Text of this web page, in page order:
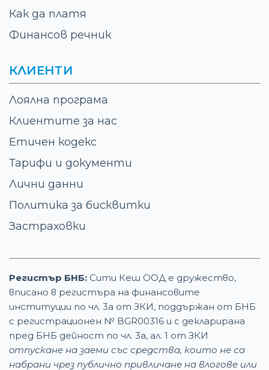
Как да платя
Финансов речник
КЛИЕНТИ
Лоялна програма
Клиентите за нас
Етичен кодекс
Тарифи и документи
Лични данни
Политика за бисквитки
Застраховки
Регистър БНБ: Сити Кеш ООД е дружество,
вписано в регистъра на финансовите
институции по чл. 3а от ЗКИ, поддържан от БНБ
с регистрационен № BGR00316 и с декларирана
пред БНБ дейност по чл. 3а, ал. 1 от ЗКИ
oтпускане на заеми със средства, които не са
набрани чрез публично привличане на влогове или